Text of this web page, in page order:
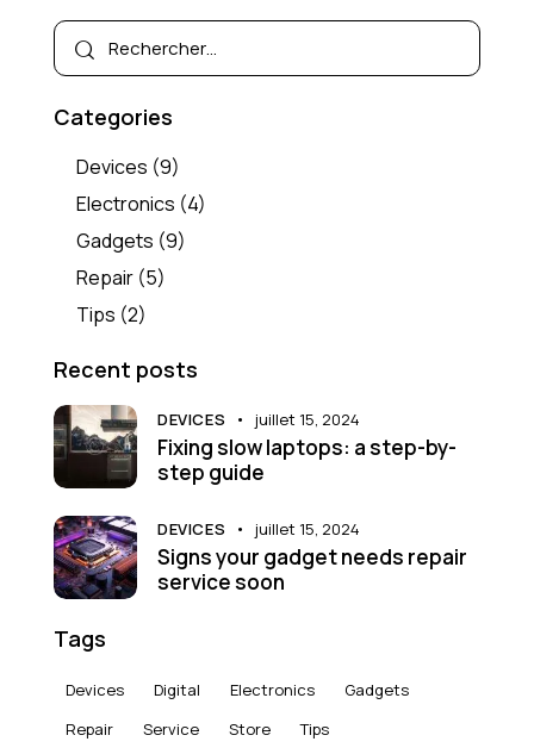
Categories
Devices (9)
Electronics (4)
Gadgets (9)
Repair (5)
Tips (2)
Recent posts
DEVICES juillet 15, 2024
Fixing slow laptops: a step-by-
step guide
DEVICES juillet 15, 2024
Signs your gadget needs repair
service soon
Tags
Devices Digital Electronics
Gadgets
Repair
Service Store Tips